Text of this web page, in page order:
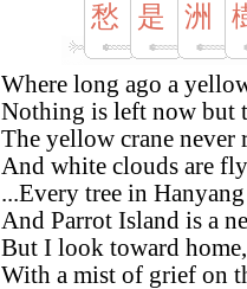
愁
是
洲
Where long ago a
Nothing is left now but
The yellow crane never
And white clouds are
...Every tree in
And Parrot Island is a
But I look toward
With a mist of grief on